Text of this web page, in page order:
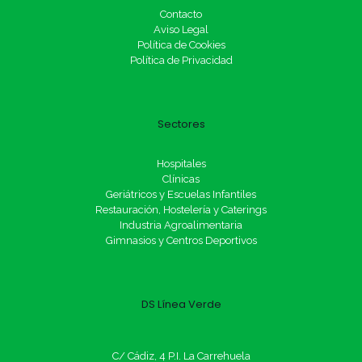
Contacto
Aviso Legal
Política de Cookies
Política de Privacidad
Sectores
Hospitales
Clínicas
Geriátricos y Escuelas Infantiles
Restauración, Hostelería y Caterings
Industria Agroalimentaria
Gimnasios y Centros Deportivos
DS Línea Verde
C/ Cádiz, 4 P.I. La Carrehuela